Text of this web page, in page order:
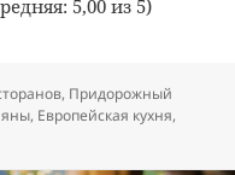
5,00 из 5)
, Придорожный
, Европейская кухня,